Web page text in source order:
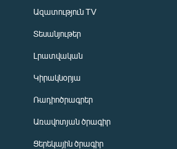
Ազատություն TV
Տեսանյութեր
Լրատվական
Կիրակնօրյա
Ռադիոծրագրեր
Առավոտյան ծրագիր
Ցերեկային ծրագիր